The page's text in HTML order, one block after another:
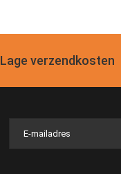
Lage verzendkosten